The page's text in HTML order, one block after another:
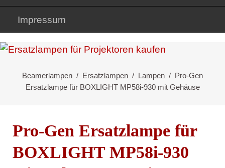
Impressum
Beamerlampen Ersatzlampen Lampen
Pro-Gen
Ersatzlampe für BOXLIGHT MP58i-930 mit Gehäuse
Pro-Gen Ersatzlampe für
BOXLIGHT MP58i-930